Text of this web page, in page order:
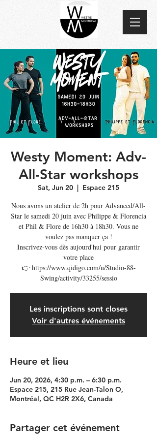
Westy Moment: Adv-
All-Star workshops
Sat, Jun 20
  |
Espace 215
Nous avons un atelier de 2h pour Advanced/All-
Star le samedi 20 juin avec Philippe & Florencia
et Phil & Flore de 16h30 à 18h30. Vous ne
voulez pas manquer ça !
Inscrivez-vous dès aujourd'hui pour garantir
votre place
👉 https://www.qidigo.com/u/Studio-88-
Swing/activity/33255/sessio
Les inscriptions sont closes
Voir d'autres événements
Heure et lieu
Jun 20, 2026, 4:30 p.m. – 6:30 p.m.
Espace 215, 215 Rue Jean-Talon O,
Montréal, QC H2R 2X6, Canada
Partager cet événement